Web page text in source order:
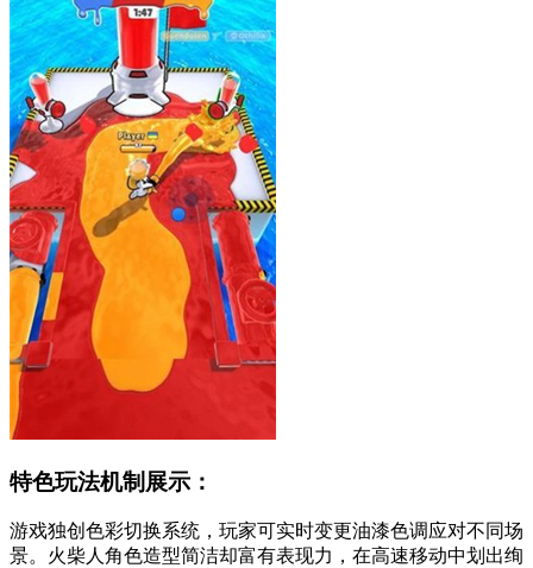
特色玩法机制展示：
游戏独创色彩切换系统，玩家可实时变更油漆色调应对不同场
景。火柴人角色造型简洁却富有表现力，在高速移动中划出绚